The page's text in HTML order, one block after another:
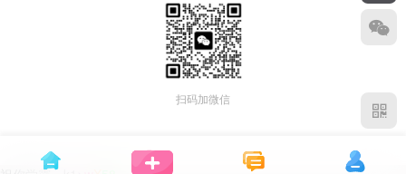
扫码加微信